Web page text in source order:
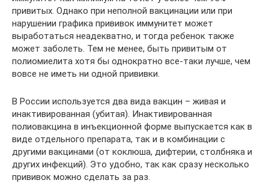
привитых. Однако при неполной вакцинации или при
нарушении графика прививок иммунитет может
выработаться неадекватно, и тогда ребенок также
может заболеть. Тем не менее, быть привитым от
полиомиелита хотя бы однократно все-таки лучше, чем
вовсе не иметь ни одной прививки.
В России используется два вида вакцин – живая и
инактивированная (убитая). Инактивированная
полиовакцина в инъекционной форме выпускается как в
виде отдельного препарата, так и в комбинации с
другими вакцинами (от коклюша, дифтерии, столбняка и
других инфекций). Это удобно, так как сразу несколько
прививок можно сделать за раз.